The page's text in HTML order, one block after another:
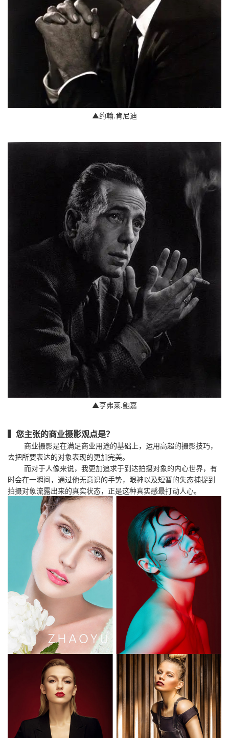
▲约翰.肯尼迪
▲亨弗莱.鲍嘉
▍您主张的商业摄影观点是？
商业摄影是在满足商业用途的基础上，运用高超的摄影技巧，
去把所要表达的对象表现的更加完美。
而对于人像来说，我更加追求于到达拍摄对象的内心世界，有
时会在一瞬间，通过他无意识的手势，眼神以及短暂的失态捕捉到
拍摄对象流露出来的真实状态，正是这种真实感最打动人心。